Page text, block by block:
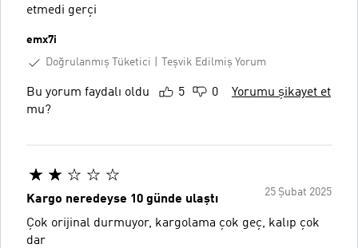
etmedi gerçi
emx7i
Doğrulanmış Tüketici
Teşvik Edilmiş Yorum
Bu yorum faydalı oldu
mu?
5 0 Yorumu şikayet et
25 Şubat 2025
Kargo neredeyse 10 günde ulaştı
Çok orijinal durmuyor, kargolama çok geç, kalıp çok
dar